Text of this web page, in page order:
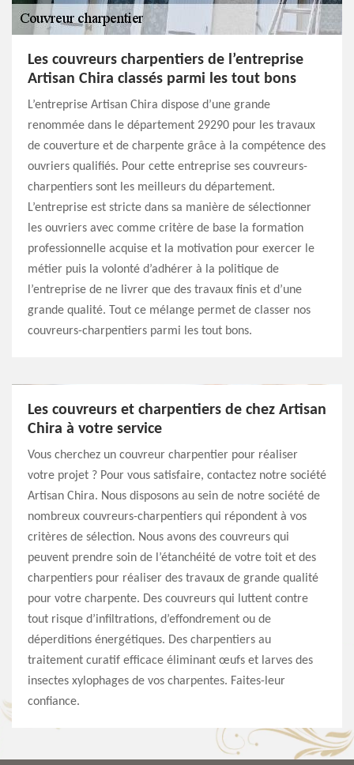
Les couvreurs charpentiers de l’entreprise
Artisan Chira classés parmi les tout bons
L’entreprise Artisan Chira dispose d’une grande
renommée dans le département 29290 pour les travaux
de couverture et de charpente grâce à la compétence des
ouvriers qualifiés. Pour cette entreprise ses couvreurs-
charpentiers sont les meilleurs du département.
L’entreprise est stricte dans sa manière de sélectionner
les ouvriers avec comme critère de base la formation
professionnelle acquise et la motivation pour exercer le
métier puis la volonté d’adhérer à la politique de
l’entreprise de ne livrer que des travaux finis et d’une
grande qualité. Tout ce mélange permet de classer nos
couvreurs-charpentiers parmi les tout bons.
Les couvreurs et charpentiers de chez Artisan
Chira à votre service
Vous cherchez un couvreur charpentier pour réaliser
votre projet ? Pour vous satisfaire, contactez notre société
Artisan Chira. Nous disposons au sein de notre société de
nombreux couvreurs-charpentiers qui répondent à vos
critères de sélection. Nous avons des couvreurs qui
peuvent prendre soin de l’étanchéité de votre toit et des
charpentiers pour réaliser des travaux de grande qualité
pour votre charpente. Des couvreurs qui luttent contre
tout risque d’infiltrations, d’effondrement ou de
déperditions énergétiques. Des charpentiers au
traitement curatif efficace éliminant œufs et larves des
insectes xylophages de vos charpentes. Faites-leur
confiance.